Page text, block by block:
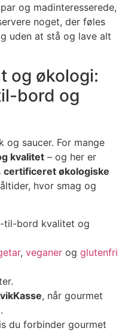
og madinteresserede,
noget, der føles
uden at stå og lave alt
og økologi:
bord og
og saucer. For mange
kvalitet – og her er
certificeret økologiske
hvor smag og
til-bord kvalitet og
, veganer og glutenfri
, når gourmet
du forbinder gourmet